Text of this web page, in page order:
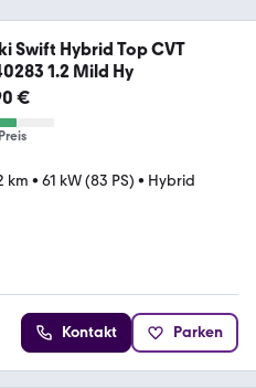
Swift Hybrid Top CVT
1.2 Mild Hy
€
km • 61 kW (83 PS) • Hybrid
Kontakt Parken